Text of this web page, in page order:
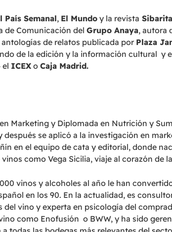
País Semanal, El Mundo y la revista
de Comunicación del Grupo Anaya, autora
de relatos publicada por Plaza
de la edición y la información cultural y
el ICEX o Caja Madrid.
Marketing y Diplomada en Nutrición y
después se aplicó a la investigación en
en el equipo de cata y editorial, donde
como Vega Sicilia, viaje al corazón de
vinos y alcoholes al año le han
en los 90. En la actualidad, es
del vino y experta en psicología del
como Enofusión o BWW, y ha sido